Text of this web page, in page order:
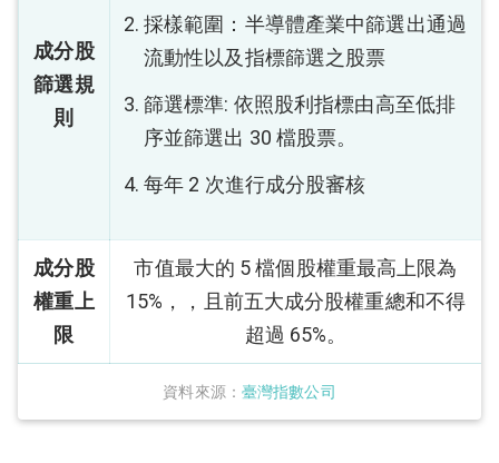
資料來源： 臺灣指數公司
成分股
篩選規
則
採樣範圍：半導體產業中篩選出通過
流動性以及指標篩選之股票
篩選標準: 依照股利指標由高至低排
序並篩選出 30 檔股票。
每年 2 次進行成分股審核
成分股
權重上
限
市值最大的 5 檔個股權重最高上限為
15%，，且前五大成分股權重總和不得
超過 65%。